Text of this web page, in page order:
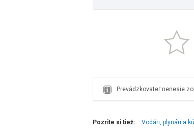
Prevádzkovateľ nenesie
Pozrite si tiež: Vodári, plynári a